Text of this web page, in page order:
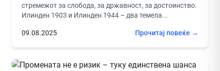
стремежот за слобода, за државност, за достоинство.
Илинден 1903 и Илинден 1944 – два темела...
09.08.2025 Прочитај повеќе →